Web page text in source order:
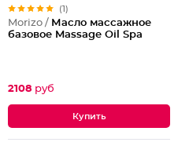
(1)
Morizo / Масло массажное
базовое Massage Oil Spa
2108 руб